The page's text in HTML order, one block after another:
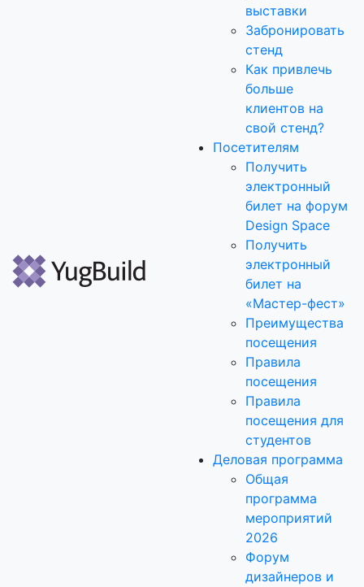
выставки
Забронировать
стенд
Как привлечь
больше
клиентов на
свой стенд?
Посетителям
Получить
электронный
билет на форум
Design Space
Получить
электронный
билет на
«Мастер-фест»
Преимущества
посещения
Правила
посещения
Правила
посещения для
студентов
Деловая программа
Общая
программа
мероприятий
2026
Форум
дизайнеров и